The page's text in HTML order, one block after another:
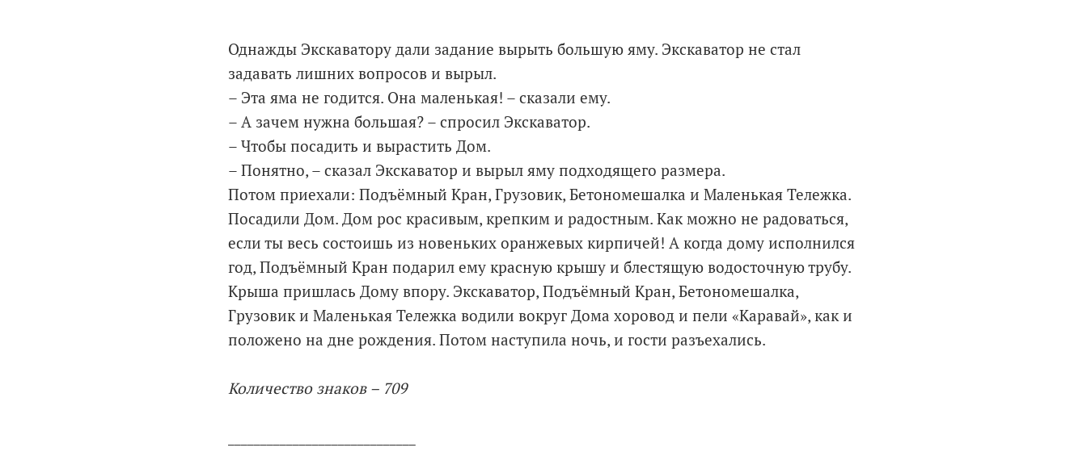
Однажды Экскаватору дали задание вырыть большую яму. Экскаватор не стал
задавать лишних вопросов и вырыл.
– Эта яма не годится. Она маленькая! – сказали ему.
– А зачем нужна большая? – спросил Экскаватор.
– Чтобы посадить и вырастить Дом.
– Понятно, – сказал Экскаватор и вырыл яму подходящего размера.
Потом приехали: Подъёмный Кран, Грузовик, Бетономешалка и Маленькая Тележка.
Посадили Дом. Дом рос красивым, крепким и радостным. Как можно не радоваться,
если ты весь состоишь из новеньких оранжевых кирпичей! А когда дому исполнился
год, Подъёмный Кран подарил ему красную крышу и блестящую водосточную трубу.
Крыша пришлась Дому впору. Экскаватор, Подъёмный Кран, Бетономешалка,
Грузовик и Маленькая Тележка водили вокруг Дома хоровод и пели «Каравай», как и
положено на дне рождения. Потом наступила ночь, и гости разъехались.
Количество знаков – 709